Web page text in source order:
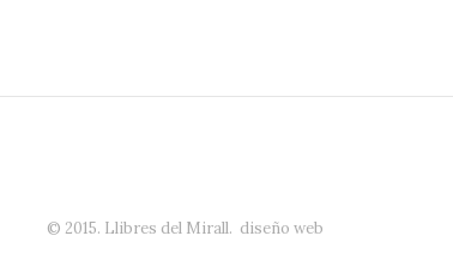
© 2015. Llibres del Mirall. diseño web